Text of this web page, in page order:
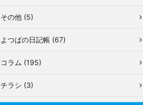
その他 (5)
よつばの日記帳 (67)
コラム (195)
チラシ (3)